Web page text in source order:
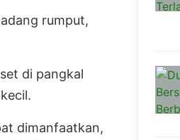
rumput,
di pangkal
dimanfaatkan,